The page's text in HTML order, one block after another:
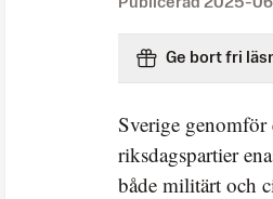
Ge bort fri
Sverige genomför
riksdagspartier
både militärt och